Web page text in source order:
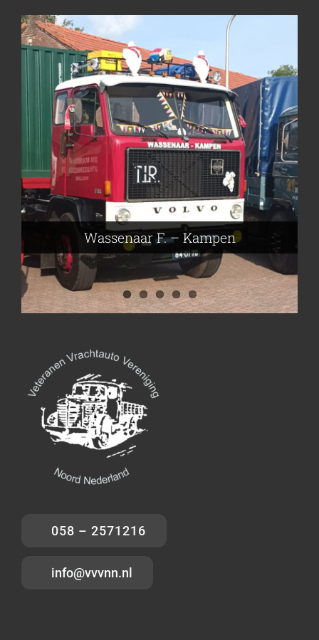
Wassenaar F. – Kampen
Nijmeier Erwin – Smilde
Frieling Koos – Klazienaveen
Hartog den Richard – Borculo
Leeuwen van Joop – Leek
058 – 2571216
info@vvvnn.nl